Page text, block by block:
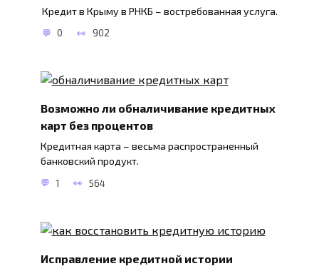
Кредит в Крыму в РНКБ – востребованная услуга.
0 902
Возможно ли обналичивание кредитных
карт без процентов
Кредитная карта – весьма распространенный
банковский продукт.
1 564
Исправление кредитной истории